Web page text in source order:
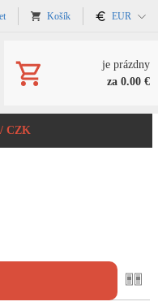
Košík EUR
je prázdny
za 0.00 €
CZK